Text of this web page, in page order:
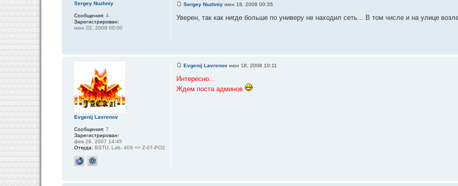
Sergey Nuzhniyиюн 18, 2008 00:35
Уверен, так как нигде больше по универу не находил сеть... В том числе и на улице
Sergey Nuzhniy
Сообщения: 4
Зарегистрирован:
июн 02, 2008 00:00
Evgenij Lavrenov июн 18, 2008 10:11
Интересно...
Ждем поста админов
Evgenij Lavrenov
Сообщения: 7
Зарегистрирован:
фев 28, 2007 14:45
Откуда: BSTU, Lab. 409 => Z-07-PO2